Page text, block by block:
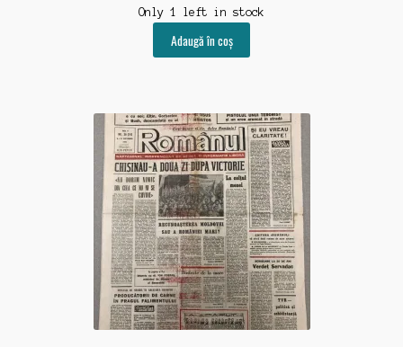
Only 1 left in stock
Adaugă în coș